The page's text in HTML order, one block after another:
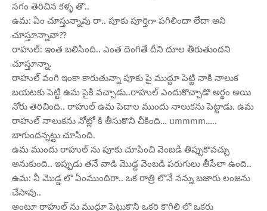
సగం తెరిచిన కళ్ళ తొ..
ఉమ: ఏం చూస్తున్నావు రా.. పూకు పూర్తిగా పగిలిందా లేదా అని
చూస్తూన్నావా??
రాహుల్: ఇంత బలిసింది.. ఎంత దెంగితే దీని దూల తీరుతుందని
చూస్తూన్నా.
రాహుల్ వంగి ఇంకా కారుతున్నా పూకు పై ముద్దూ పెట్టి నాకి నాలుక
బయటకు పెట్టి ఉమ పైకి వచ్చాడు..రాహుల్ ఎందుకొచ్చాడొ అర్థం అయి
నోరు తెరిచింది.. రాహుల్ ఉమ పెదాల ముందు నాలుకను పెట్టాడు. ఉమ
రాహుల్ నాలుకను నోట్లో కి తీసుకొని చీకింది… ummmm…..
బాగుందన్నట్టు చూసింది.
ఉమ ముందు రాహుల్ ను పూకు చూపించి వెంబడి తిప్పుకొవచ్చు
అనుకుంది.. ఇప్పుడు తనే వాడి మొడ్డ వెంబడి పరుగులు తీసేలా ఉంది..
ఉమ: నీ మొడ్డ లొ ఏంముందిరా.. ఒక రాత్రి లొనే నన్ను బజారు లంజను
చేసావు..
అంటూ రాహుల్ ను ముద్దూ పెట్టుకొని ఒకరి కౌగిలి లొ ఒకరు